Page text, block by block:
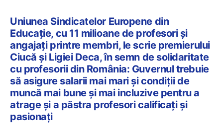
Uniunea Sindicatelor Europene din
Educație, cu 11 milioane de profesori și
angajați printre membri, le scrie premierului
Ciucă și Ligiei Deca, în semn de solidaritate
cu profesorii din România: Guvernul trebuie
să asigure salarii mai mari și condiții de
muncă mai bune și mai incluzive pentru a
atrage și a păstra profesori calificați și
pasionați